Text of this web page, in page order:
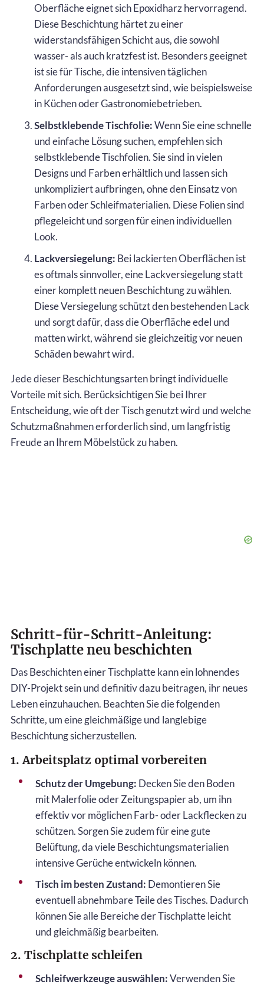
Oberfläche eignet sich Epoxidharz hervorragend.
Diese Beschichtung härtet zu einer
widerstandsfähigen Schicht aus, die sowohl
wasser- als auch kratzfest ist. Besonders geeignet
ist sie für Tische, die intensiven täglichen
Anforderungen ausgesetzt sind, wie beispielsweise
in Küchen oder Gastronomiebetrieben.
Selbstklebende Tischfolie:Wenn Sie eine schnelle
und einfache Lösung suchen, empfehlen sich
selbstklebende Tischfolien. Sie sind in vielen
Designs und Farben erhältlich und lassen sich
unkompliziert aufbringen, ohne den Einsatz von
Farben oder Schleifmaterialien. Diese Folien sind
pflegeleicht und sorgen für einen individuellen
Look.
Lackversiegelung: Bei lackierten Oberflächen ist
es oftmals sinnvoller, eine Lackversiegelung statt
einer komplett neuen Beschichtung zu wählen.
Diese Versiegelung schützt den bestehenden Lack
und sorgt dafür, dass die Oberfläche edel und
matten wirkt, während sie gleichzeitig vor neuen
Schäden bewahrt wird.
Jede dieser Beschichtungsarten bringt individuelle
Vorteile mit sich. Berücksichtigen Sie bei Ihrer
Entscheidung, wie oft der Tisch genutzt wird und welche
Schutzmaßnahmen erforderlich sind, um langfristig
Freude an Ihrem Möbelstück zu haben.
Schritt-für-Schritt-Anleitung:
Tischplatte neu beschichten
Das Beschichten einer Tischplatte kann ein lohnendes
DIY-Projekt sein und definitiv dazu beitragen, ihr neues
Leben einzuhauchen. Beachten Sie die folgenden
Schritte, um eine gleichmäßige und langlebige
Beschichtung sicherzustellen.
1. Arbeitsplatz optimal vorbereiten
Schutz der Umgebung: Decken Sie den Boden
mit Malerfolie oder Zeitungspapier ab, um ihn
effektiv vor möglichen Farb- oder Lackflecken zu
schützen. Sorgen Sie zudem für eine gute
Belüftung, da viele Beschichtungsmaterialien
intensive Gerüche entwickeln können.
Tisch im besten Zustand: Demontieren Sie
eventuell abnehmbare Teile des Tisches. Dadurch
können Sie alle Bereiche der Tischplatte leicht
und gleichmäßig bearbeiten.
2. Tischplatte schleifen
Schleifwerkzeuge auswählen:Verwenden Sie